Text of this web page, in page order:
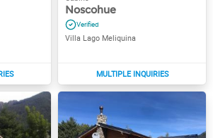
Noscohue
Villa Lago Meliquina